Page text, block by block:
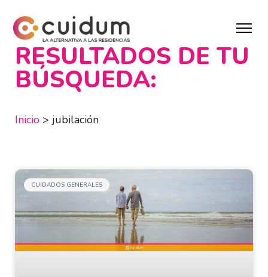
RESULTADOS DE TU
BÚSQUEDA:
Inicio > jubilación
CUIDADOS GENERALES